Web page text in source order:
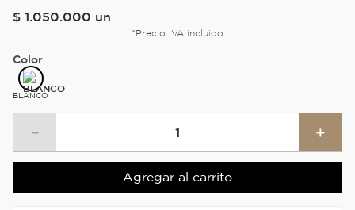
$ 1.050.000 un
*Precio IVA incluido
Color
BLANCO
＋
－
Agregar al carrito